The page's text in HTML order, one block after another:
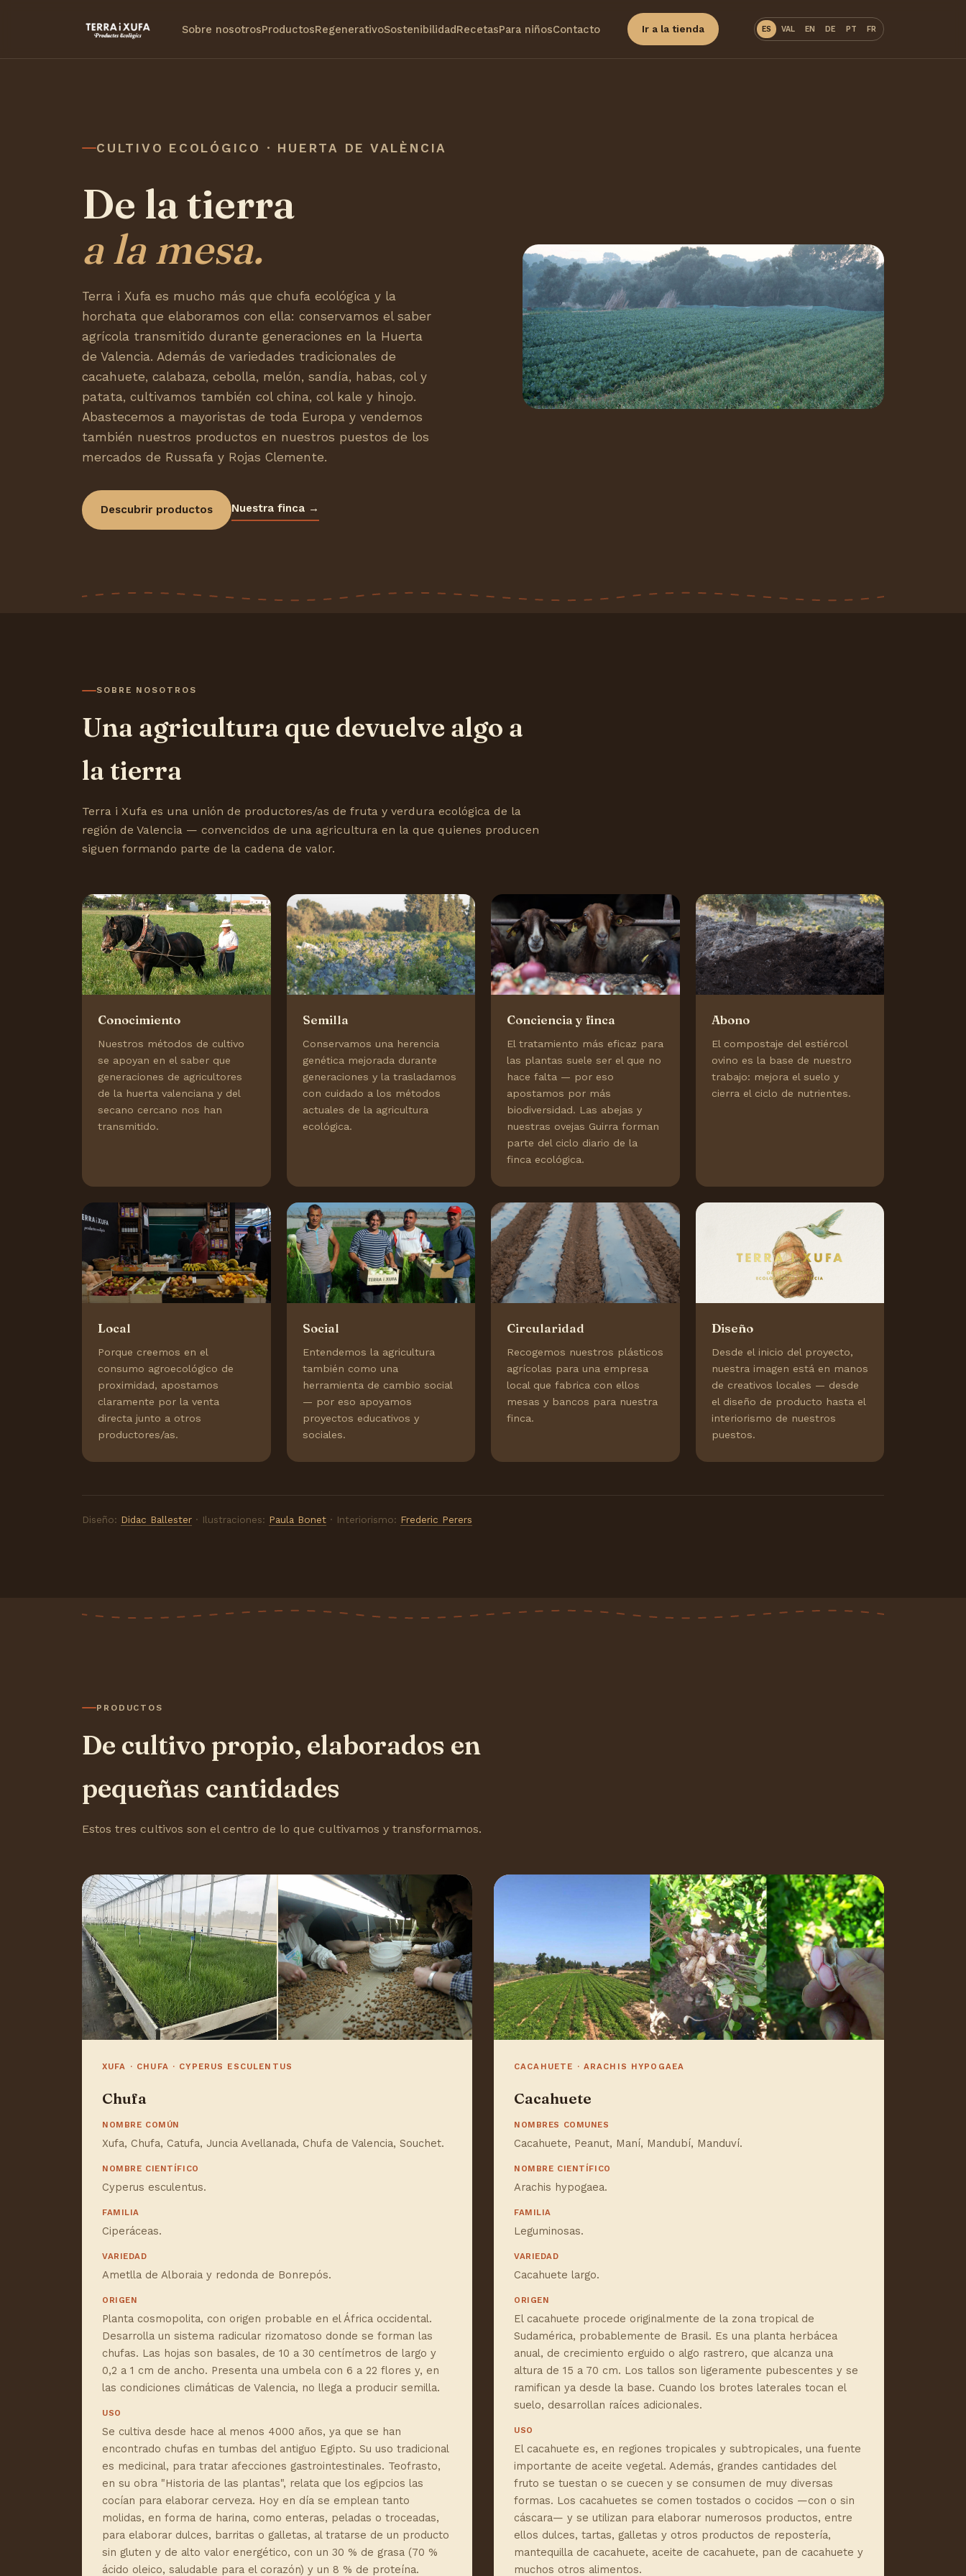
Sobre nosotrosProductosRegenerativoSostenibilidadRecetasPara niñosContacto Ir a la tienda ES VAL EN DE PT FR
CULTIVO ECOLÓGICO · HUERTA DE VALÈNCIA
De la tierra
a la mesa.
Terra i Xufa es mucho más que chufa ecológica y la
horchata que elaboramos con ella: conservamos el saber
agrícola transmitido durante generaciones en la Huerta
de Valencia. Además de variedades tradicionales de
cacahuete, calabaza, cebolla, melón, sandía, habas, col y
patata, cultivamos también col china, col kale y hinojo.
Abastecemos a mayoristas de toda Europa y vendemos
también nuestros productos en nuestros puestos de los
mercados de Russafa y Rojas Clemente.
Descubrir productos Nuestra finca →
SOBRE NOSOTROS
Una agricultura que devuelve algo a
la tierra
Terra i Xufa es una unión de productores/as de fruta y verdura ecológica de la
región de Valencia — convencidos de una agricultura en la que quienes producen
siguen formando parte de la cadena de valor.
Conocimiento
Nuestros métodos de cultivo
se apoyan en el saber que
generaciones de agricultores
de la huerta valenciana y del
secano cercano nos han
transmitido.
Semilla
Conservamos una herencia
genética mejorada durante
generaciones y la trasladamos
con cuidado a los métodos
actuales de la agricultura
ecológica.
Conciencia y finca
El tratamiento más eficaz para
las plantas suele ser el que no
hace falta — por eso
apostamos por más
biodiversidad. Las abejas y
nuestras ovejas Guirra forman
parte del ciclo diario de la
finca ecológica.
Abono
El compostaje del estiércol
ovino es la base de nuestro
trabajo: mejora el suelo y
cierra el ciclo de nutrientes.
Local
Porque creemos en el
consumo agroecológico de
proximidad, apostamos
claramente por la venta
directa junto a otros
productores/as.
Social
Entendemos la agricultura
también como una
herramienta de cambio social
— por eso apoyamos
proyectos educativos y
sociales.
Circularidad
Recogemos nuestros plásticos
agrícolas para una empresa
local que fabrica con ellos
mesas y bancos para nuestra
finca.
Diseño
Desde el inicio del proyecto,
nuestra imagen está en manos
de creativos locales — desde
el diseño de producto hasta el
interiorismo de nuestros
puestos.
Diseño: Didac Ballester · Ilustraciones: Paula Bonet · Interiorismo: Frederic Perers
PRODUCTOS
De cultivo propio, elaborados en
pequeñas cantidades
Estos tres cultivos son el centro de lo que cultivamos y transformamos.
XUFA · CHUFA · CYPERUS ESCULENTUS
Chufa
NOMBRE COMÚN
Xufa, Chufa, Catufa, Juncia Avellanada, Chufa de Valencia, Souchet.
NOMBRE CIENTÍFICO
Cyperus esculentus.
FAMILIA
Ciperáceas.
VARIEDAD
Ametlla de Alboraia y redonda de Bonrepós.
ORIGEN
Planta cosmopolita, con origen probable en el África occidental.
Desarrolla un sistema radicular rizomatoso donde se forman las
chufas. Las hojas son basales, de 10 a 30 centímetros de largo y
0,2 a 1 cm de ancho. Presenta una umbela con 6 a 22 flores y, en
las condiciones climáticas de Valencia, no llega a producir semilla.
USO
Se cultiva desde hace al menos 4000 años, ya que se han
encontrado chufas en tumbas del antiguo Egipto. Su uso tradicional
es medicinal, para tratar afecciones gastrointestinales. Teofrasto,
en su obra "Historia de las plantas", relata que los egipcios las
cocían para elaborar cerveza. Hoy en día se emplean tanto
molidas, en forma de harina, como enteras, peladas o troceadas,
para elaborar dulces, barritas o galletas, al tratarse de un producto
sin gluten y de alto valor energético, con un 30 % de grasa (70 %
ácido oleico, saludable para el corazón) y un 8 % de proteína.
CACAHUETE · ARACHIS HYPOGAEA
Cacahuete
NOMBRES COMUNES
Cacahuete, Peanut, Maní, Mandubí, Manduví.
NOMBRE CIENTÍFICO
Arachis hypogaea.
FAMILIA
Leguminosas.
VARIEDAD
Cacahuete largo.
ORIGEN
El cacahuete procede originalmente de la zona tropical de
Sudamérica, probablemente de Brasil. Es una planta herbácea
anual, de crecimiento erguido o algo rastrero, que alcanza una
altura de 15 a 70 cm. Los tallos son ligeramente pubescentes y se
ramifican ya desde la base. Cuando los brotes laterales tocan el
suelo, desarrollan raíces adicionales.
USO
El cacahuete es, en regiones tropicales y subtropicales, una fuente
importante de aceite vegetal. Además, grandes cantidades del
fruto se tuestan o se cuecen y se consumen de muy diversas
formas. Los cacahuetes se comen tostados o cocidos —con o sin
cáscara— y se utilizan para elaborar numerosos productos, entre
ellos dulces, tartas, galletas y otros productos de repostería,
mantequilla de cacahuete, aceite de cacahuete, pan de cacahuete y
muchos otros alimentos.